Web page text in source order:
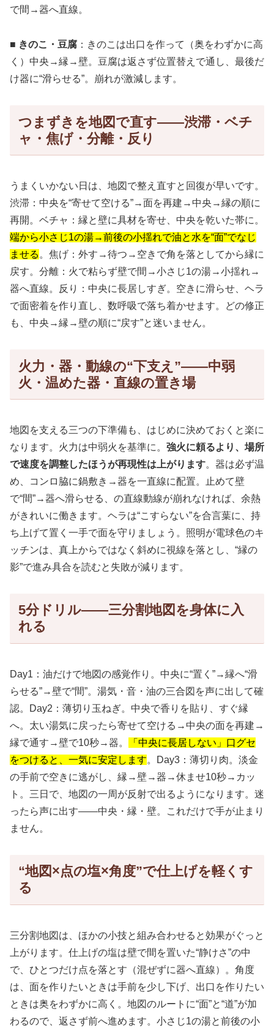
で間→器へ直線。
■ きのこ・豆腐 ：きのこは出口を作って（奥をわずかに高
く）中央→縁→壁。豆腐は返さず位置替えで通し、最後だ
け器に“滑らせる”。崩れが激減します。
つまずきを地図で直す——渋滞・ベチ
ャ・焦げ・分離・反り
うまくいかない日は、地図で整え直すと回復が早いです。
渋滞：中央を“寄せて空ける”→面を再建→中央→縁の順に
再開。ベチャ：縁と壁に具材を寄せ、中央を乾いた帯に。
端から小さじ1の湯→前後の小揺れで油と水を“面”でなじ
ませる 。焦げ：外す→待つ→空きで角を落としてから縁に
戻す。分離：火で粘らず壁で間→小さじ1の湯→小揺れ→
器へ直線。反り：中央に長居しすぎ。空きに滑らせ、ヘラ
で面密着を作り直し、数呼吸で落ち着かせます。どの修正
も、中央→縁→壁の順に“戻す”と迷いません。
火力・器・動線の“下支え”——中弱
火・温めた器・直線の置き場
地図を支える三つの下準備も、はじめに決めておくと楽に
なります。火力は中弱火を基準に。 強火に頼るより、場所
で速度を調整したほうが再現性は上がります。器は必ず温
め、コンロ脇に鍋敷き→器を一直線に配置。止めて壁
で“間”→器へ滑らせる、の直線動線が崩れなければ、余熱
がきれいに働きます。ヘラは“こすらない”を合言葉に、持
ち上げて置く一手で面を守りましょう。照明が電球色のキ
ッチンは、真上からではなく斜めに視線を落とし、“縁の
影”で進み具合を読むと失敗が減ります。
5分ドリル——三分割地図を身体に入
れる
Day1：油だけで地図の感覚作り。中央に“置く”→縁へ“滑
らせる”→壁で“間”。湯気・音・油の三合図を声に出して確
認。Day2：薄切り玉ねぎ。中央で香りを貼り、すぐ縁
へ。太い湯気に戻ったら寄せて空ける→中央の面を再建→
縁で通す→壁で10秒→器。
「中央に長居しない」口グセ
をつけると、一気に安定します。Day3：薄切り肉。淡金
の手前で空きに逃がし、縁→壁→器→休ませ10秒→カッ
ト。三日で、地図の一周が反射で出るようになります。迷
ったら声に出す——中央・縁・壁。これだけで手が止まり
ません。
“地図×点の塩×角度”で仕上げを軽くす
る
三分割地図は、ほかの小技と組み合わせると効果がぐっと
上がります。仕上げの塩は壁で間を置いた“静けさ”の中
で、ひとつだけ点を落とす（混ぜずに器へ直線）。角度
は、面を作りたいときは手前を少し下げ、出口を作りたい
ときは奥をわずかに高く。地図のルートに“面”と“道”が加
わるので、返さず前へ進めます。小さじ1の湯と前後の小